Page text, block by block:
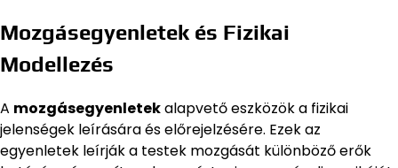
Mozgásegyenletek és Fizikai
Modellezés
A mozgásegyenletekalapvető eszközök a fizikai
jelenségek leírására és előrejelzésére. Ezek az
egyenletek leírják a testek mozgását különböző erők